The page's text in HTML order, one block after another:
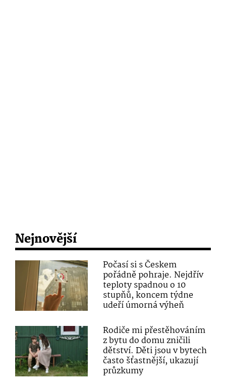
Nejnovější
Počasí si s Českem
pořádně pohraje. Nejdřív
teploty spadnou o 10
stupňů, koncem týdne
udeří úmorná výheň
Rodiče mi přestěhováním
z bytu do domu zničili
dětství. Děti jsou v bytech
často šťastnější, ukazují
průzkumy